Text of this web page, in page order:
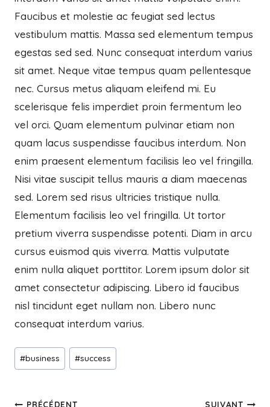
Faucibus et molestie ac feugiat sed lectus
vestibulum mattis. Massa sed elementum tempus
egestas sed sed. Nunc consequat interdum varius
sit amet. Neque vitae tempus quam pellentesque
nec. Cursus metus aliquam eleifend mi. Eu
scelerisque felis imperdiet proin fermentum leo
vel orci. Quam elementum pulvinar etiam non
quam lacus suspendisse faucibus interdum. Non
enim praesent elementum facilisis leo vel fringilla.
Nisi vitae suscipit tellus mauris a diam maecenas
sed. Lorem sed risus ultricies tristique nulla.
Elementum facilisis leo vel fringilla. Ut tortor
pretium viverra suspendisse potenti. Diam in arcu
cursus euismod quis viverra. Mattis vulputate
enim nulla aliquet porttitor. Lorem ipsum dolor sit
amet consectetur adipiscing. Libero id faucibus
nisl tincidunt eget nullam non. Libero nunc
consequat interdum varius.
#business #success
PRÉCÉDENT SUIVANT